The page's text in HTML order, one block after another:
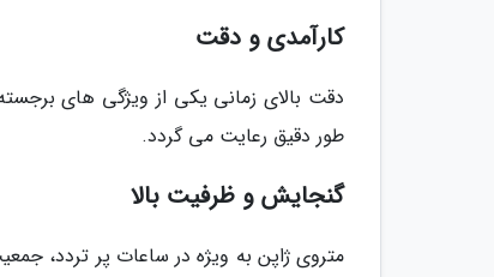
کارآمدی و دقت
دقت بالای زمانی یکی از ویژگی های
طور دقیق رعایت می گردد.
گنجایش و ظرفیت بالا
متروی ژاپن به ویژه در ساعات پر تردد،